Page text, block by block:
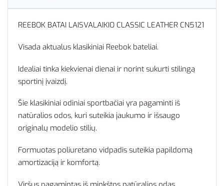
REEBOK BATAI LAISVALAIKIO CLASSIC LEATHER CN5121
Visada aktualus klasikiniai Reebok bateliai.
Idealiai tinka kiekvienai dienai ir norint sukurti stilingą
sportinį įvaizdį.
Šie klasikiniai odiniai sportbačiai yra pagaminti iš
natūralios odos, kuri suteikia jaukumo ir išsaugo
originalų modelio stilių.
Formuotas poliuretano vidpadis suteikia papildomą
amortizaciją ir komfortą.